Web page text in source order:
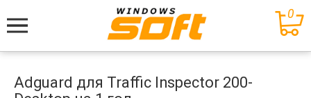
Меню
0
Adguard для Traffic Inspector 200-